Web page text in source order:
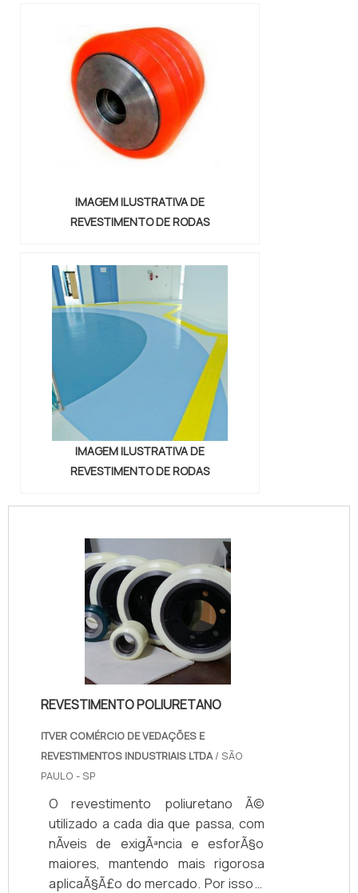
questão é juntas metálicas de
vedação, com a melhor mão de obra
da Vital Indústria de Auto Peças, o
cliente receberá ótima qualidade
com responsabilidade ambient...
IMAGEM ILUSTRATIVA DE
REVESTIMENTO DE RODAS
IMAGEM ILUSTRATIVA DE
REVESTIMENTO DE RODAS
REVESTIMENTO POLIURETANO
ITVER COMÉRCIO DE VEDAÇÕES E
REVESTIMENTOS INDUSTRIAIS LTDA / SÃO
PAULO - SP
O revestimento poliuretano Ã©
utilizado a cada dia que passa, com
nÃ­veis de exigÃªncia e esforÃ§o
maiores, mantendo mais rigorosa
aplicaÃ§Ã£o do mercado. Por isso a